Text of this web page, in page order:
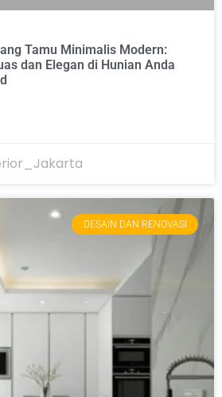
Tamu Minimalis Modern:
dan Elegan di Hunian Anda
DESAIN DAN RENOVASI